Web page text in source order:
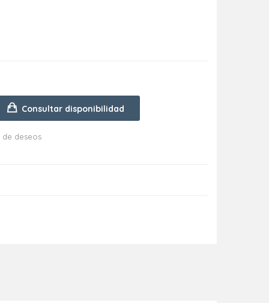
Consultar disponibilidad
de deseos